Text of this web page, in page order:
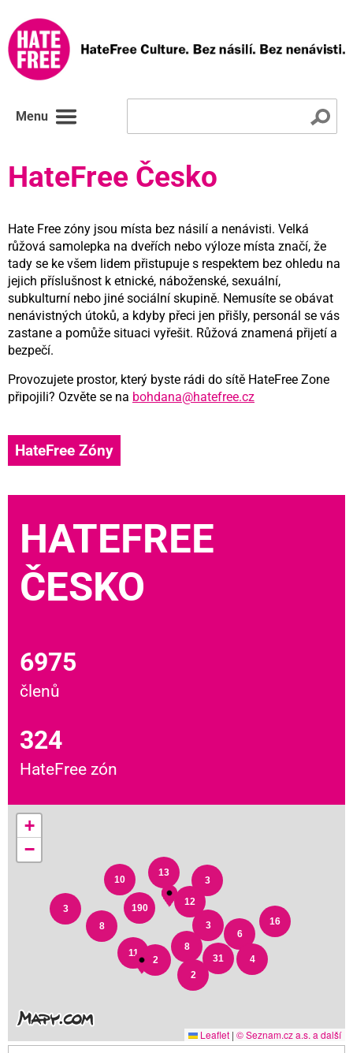
Menu
HateFree Česko
Hate Free zóny jsou místa bez násilí a nenávisti. Velká
růžová samolepka na dveřích nebo výloze místa značí, že
tady se ke všem lidem přistupuje s respektem bez ohledu na
jejich příslušnost k etnické, náboženské, sexuální,
subkulturní nebo jiné sociální skupině. Nemusíte se obávat
nenávistných útoků, a kdyby přeci jen přišly, personál se vás
zastane a pomůže situaci vyřešit. Růžová znamená přijetí a
bezpečí.
Provozujete prostor, který byste rádi do sítě HateFree Zone
připojili? Ozvěte se na bohdana@hatefree.cz
HateFree Zóny
HATEFREE
ČESKO
6975
členů
324
HateFree zón
3
2
16
2
6
4
8
31
3
3
13
12
10
8
11
190
+
−
Leaflet | © Seznam.cz a.s. a další